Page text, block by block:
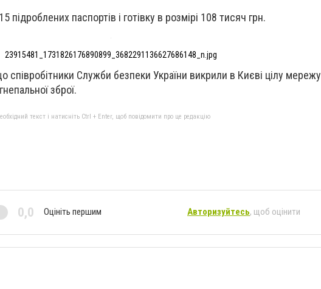
підроблених паспортів і готівку в розмірі 108 тисяч грн.
23915481_1731826176890899_3682291136627686148_n.jpg
співробітники Служби безпеки України викрили в Києві цілу мережу
зброї.
текст і натисніть Ctrl + Enter, щоб повідомити про це редакцію
0,0 Оцініть першим Авторизуйтесь, щоб оцінити